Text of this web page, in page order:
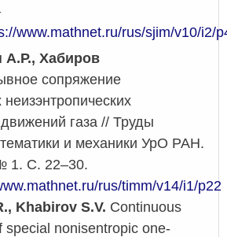
www.mathnet.ru/rus/sjim/v10/i2/
А.Р., Хабиров
сопряжение
газа // Труды
и механики УрО РАН.
1. С. 22–30.
rus/timm/v14/i1/p22
Khabirov S.V. Continuous
special nonisentropic one-